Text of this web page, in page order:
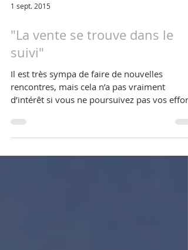
1 sept. 2015
"La vente se trouve dans le
suivi"
Il est très sympa de faire de nouvelles
rencontres, mais cela n’a pas vraiment